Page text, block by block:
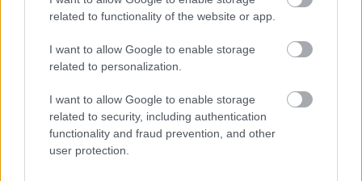
related to functionality of the website or app.
I want to allow Google to enable storage
related to personalization.
I want to allow Google to enable storage
related to security, including authentication
functionality and fraud prevention, and other
user protection.